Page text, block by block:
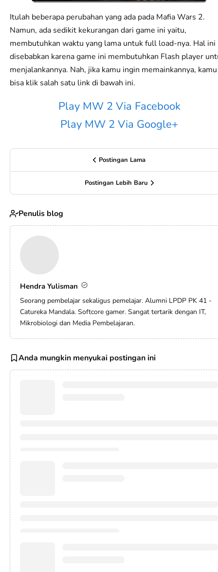
Itulah beberapa perubahan yang ada pada Mafia Wars 2.
Namun, ada sedikit kekurangan dari game ini yaitu,
membutuhkan waktu yang lama untuk full load-nya. Hal ini
disebabkan karena game ini membutuhkan Flash player
menjalankannya. Nah, jika kamu ingin memainkannya, kamu
bisa klik salah satu link di bawah ini.
Play MW 2 Via Facebook
Play MW 2 Via Google+
Postingan Lama
Postingan Lebih Baru
Penulis blog
Hendra Yulisman
Seorang pembelajar sekaligus pemelajar. Alumni LPDP PK 41 -
Catureka Mandala. Softcore gamer. Sangat tertarik dengan IT,
Mikrobiologi dan Media Pembelajaran.
Anda mungkin menyukai postingan ini